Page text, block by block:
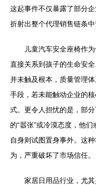
这起事件不仅暴露了部分
折射出整个代理销售链条
儿童汽车安全座椅作
直接关系到孩子的生命安
并未触及根本，质量管理
手段，若未能触动企业的
式。更令人担忧的是，部
的“嚣张”或冷漠态度，他
自身则试图置身事外。这
为，严重破坏了市场信任。
家居日用品行业，尤